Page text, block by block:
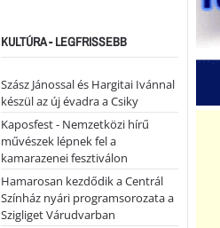
KULTÚRA - LEGFRISSEBB
Szász Jánossal és Hargitai Ivánnal
készül az új évadra a Csiky
Kaposfest - Nemzetközi hírű
művészek lépnek fel a
kamarazenei fesztiválon
Hamarosan kezdődik a Centrál
Színház nyári programsorozata a
Szigliget Várudvarban